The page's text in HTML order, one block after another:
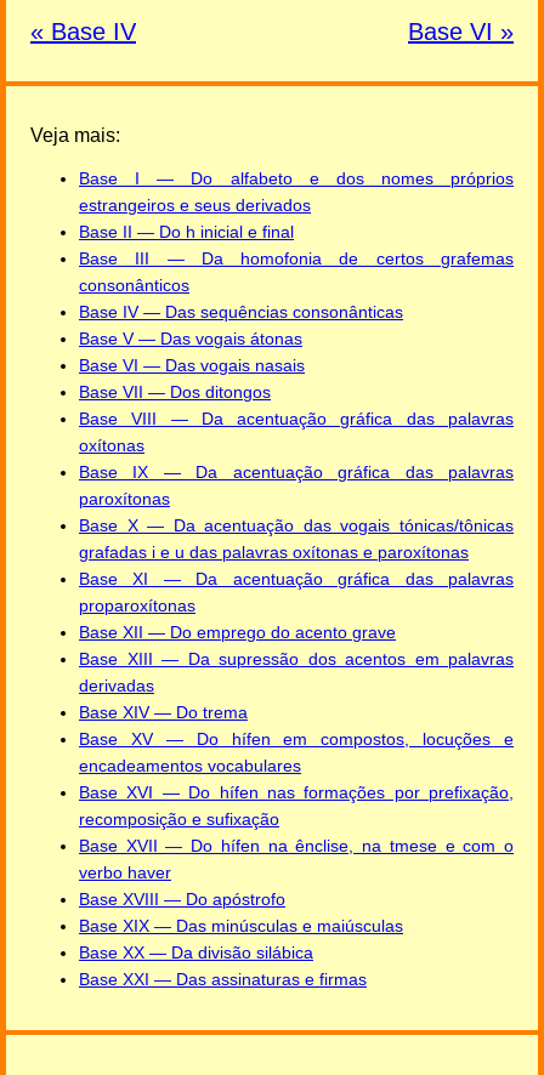
Base VI »
« Base IV
Veja mais:
Base I — Do alfabeto e dos nomes próprios
estrangeiros e seus derivados
Base II — Do h inicial e final
Base III — Da homofonia de certos grafemas
consonânticos
Base IV — Das sequências consonânticas
Base V — Das vogais átonas
Base VI — Das vogais nasais
Base VII — Dos ditongos
Base VIII — Da acentuação gráfica das palavras
oxítonas
Base IX — Da acentuação gráfica das palavras
paroxítonas
Base X — Da acentuação das vogais tónicas/tônicas
grafadas i e u das palavras oxítonas e paroxítonas
Base XI — Da acentuação gráfica das palavras
proparoxítonas
Base XII — Do emprego do acento grave
Base XIII — Da supressão dos acentos em palavras
derivadas
Base XIV — Do trema
Base XV — Do hífen em compostos, locuções e
encadeamentos vocabulares
Base XVI — Do hífen nas formações por prefixação,
recomposição e sufixação
Base XVII — Do hífen na ênclise, na tmese e com o
verbo haver
Base XVIII — Do apóstrofo
Base XIX — Das minúsculas e maiúsculas
Base XX — Da divisão silábica
Base XXI — Das assinaturas e firmas